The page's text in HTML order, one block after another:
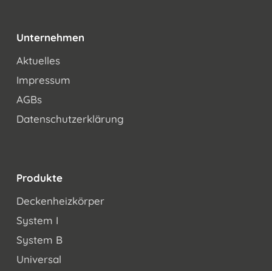
Unternehmen
Aktuelles
Impressum
AGBs
Datenschutzerklärung
Produkte
Deckenheizkörper
System I
System B
Universal